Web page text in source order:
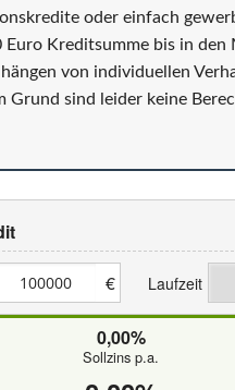
oder einfach
Euro Kreditsumme bis in
von individuellen
Grund sind leider keine
€ Laufzeit
0,00%
Sollzins p.a.